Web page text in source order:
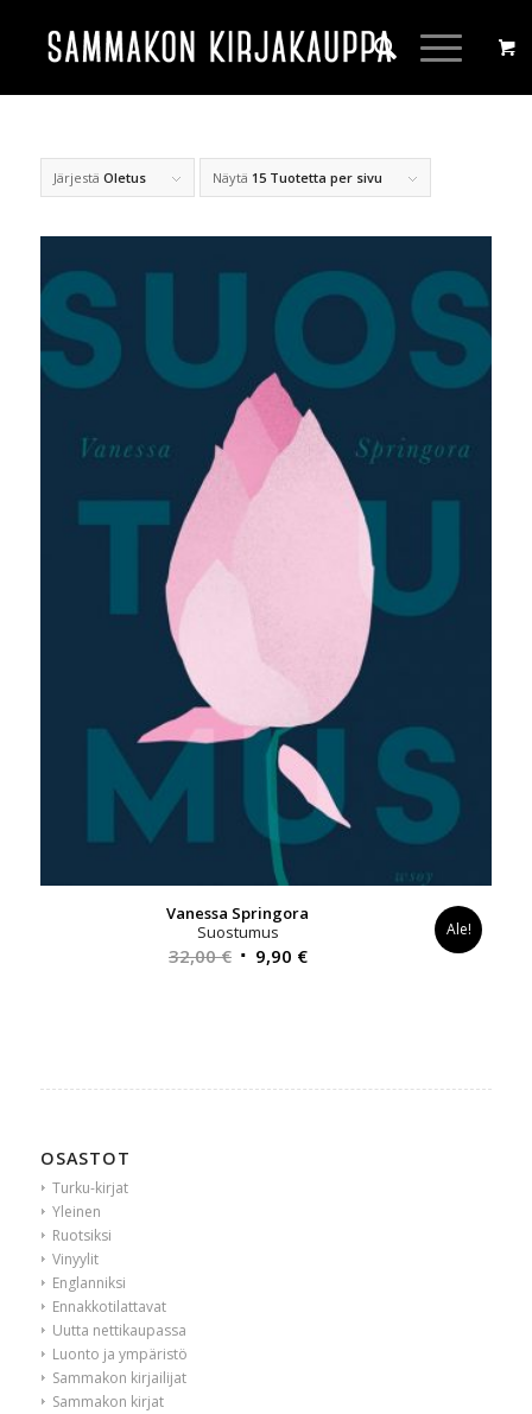
Järjestä Oletus Näytä 15 Tuotetta per sivu
Vanessa Springora
Suostumus
32,00€ Alkuperäinen
9,90 €Nykyinen
Ale!
OSASTOT
Turku-kirjat
Yleinen
Ruotsiksi
Vinyylit
Englanniksi
Ennakkotilattavat
Uutta nettikaupassa
Luonto ja ympäristö
Sammakon kirjailijat
Sammakon kirjat